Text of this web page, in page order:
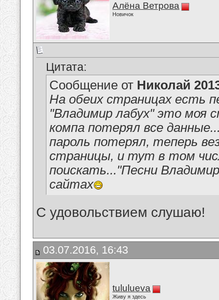
Алёна Ветрова
Новичок
Цитата:
Сообщение от Николай
На обеих страницах есть
"Владимир лабух" это моя
компа потерял все
пароль потерял, теперь
страницы, и тут в том
поискать..."Песни
сайтах
С удовольствием слушаю!
03.07.2016, 16:43
tululueva
Живу я здесь